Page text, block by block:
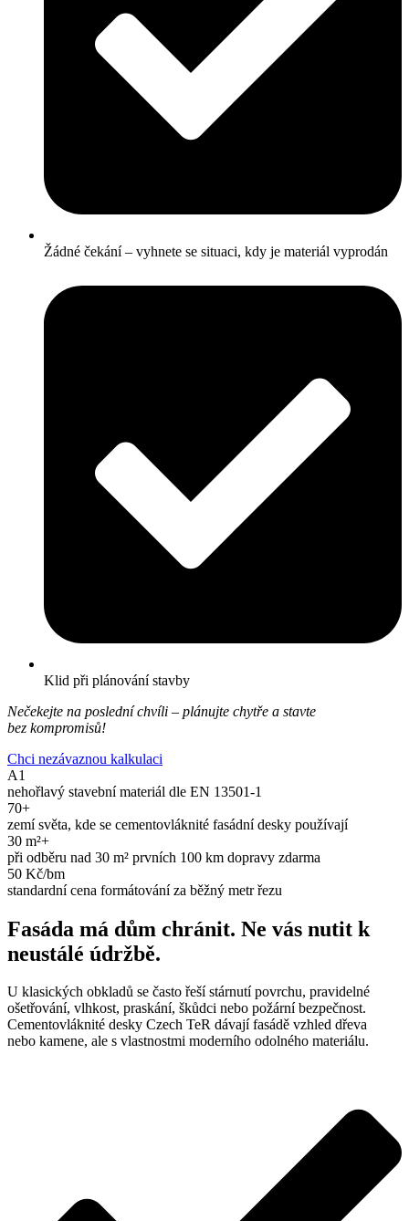
Žádné čekání – vyhnete se situaci, kdy je materiál vyprodán
Klid při plánování stavby
Nečekejte na poslední chvíli – plánujte chytře a stavte
bez kompromisů!
Chci nezávaznou kalkulaci
A1
nehořlavý stavební materiál dle EN 13501-1
70+
zemí světa, kde se cementovláknité fasádní desky používají
30 m²+
při odběru nad 30 m² prvních 100 km dopravy zdarma
50 Kč/bm
standardní cena formátování za běžný metr řezu
Fasáda má dům chránit. Ne vás nutit k
neustálé údržbě.
U klasických obkladů se často řeší stárnutí povrchu, pravidelné
ošetřování, vlhkost, praskání, škůdci nebo požární bezpečnost.
Cementovláknité desky Czech TeR dávají fasádě vzhled dřeva
nebo kamene, ale s vlastnostmi moderního odolného materiálu.